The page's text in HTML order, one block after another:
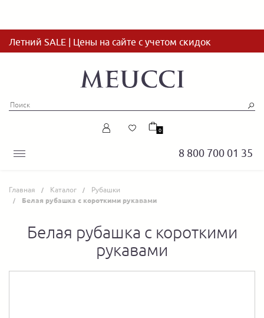
Летний SALE | Цены на сайте с учетом скидок
8 800 700 01 35
0
Главная Каталог Рубашки
Белая рубашка с короткими рукавами
Белая рубашка с короткими
рукавами